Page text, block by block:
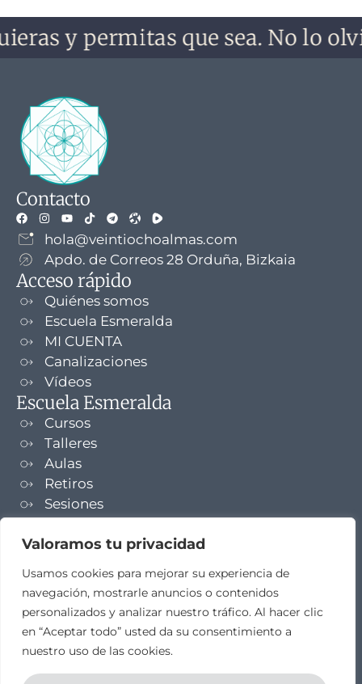
Valoramos tu privacidad
Usamos cookies para mejorar su experiencia de
navegación, mostrarle anuncios o contenidos
personalizados y analizar nuestro tráfico. Al hacer clic
en “Aceptar todo” usted da su consentimiento a
nuestro uso de las cookies.
y permitas que sea. No lo
Contacto
hola@veintiochoalmas.com
Apdo. de Correos 28 Orduña, Bizkaia
Acceso rápido
Quiénes somos
Escuela Esmeralda
MI CUENTA
Canalizaciones
Vídeos
Escuela Esmeralda
Cursos
Talleres
Aulas
Retiros
Sesiones
NEWSLETTER
TELEGRAM